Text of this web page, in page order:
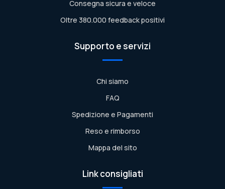
Consegna sicura e veloce
Oltre 380.000 feedback positivi
Supporto e servizi
Chi siamo
FAQ
Spedizione e Pagamenti
Reso e rimborso
Mappa del sito
Link consigliati